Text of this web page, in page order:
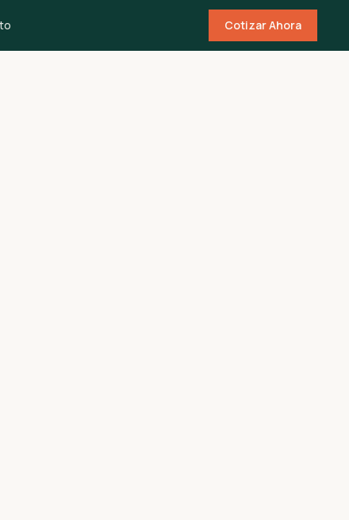
Cotizar Ahora